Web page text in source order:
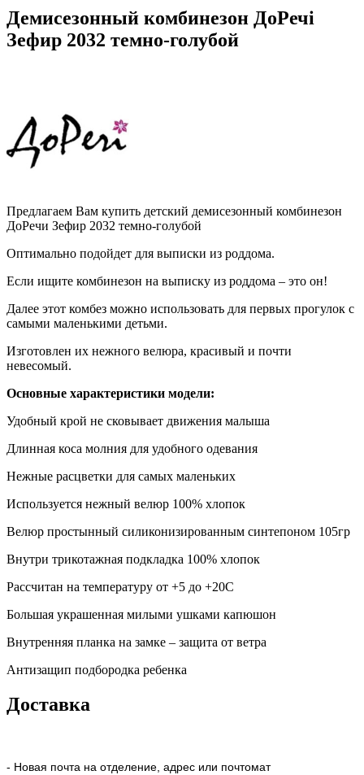
Демисезонный комбинезон ДоРечі
Зефир 2032 темно-голубой
Предлагаем Вам купить детский демисезонный комбинезон
ДоРечи Зефир 2032 темно-голубой
Оптимально подойдет для выписки из роддома.
Если ищите комбинезон на выписку из роддома – это он!
Далее этот комбез можно использовать для первых прогулок с
самыми маленькими детьми.
Изготовлен их нежного велюра, красивый и почти
невесомый.
Основные характеристики модели:
Удобный крой не сковывает движения малыша
Длинная коса молния для удобного одевания
Нежные расцветки для самых маленьких
Используется нежный велюр 100% хлопок
Велюр простынный силиконизированным синтепоном 105гр
Внутри трикотажная подкладка 100% хлопок
Рассчитан на температуру от +5 до +20С
Большая украшенная милыми ушками капюшон
Внутренняя планка на замке – защита от ветра
Антизащип подбородка ребенка
Доставка
- Новая почта на отделение, адрес или почтомат